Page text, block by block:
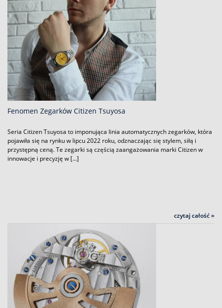
Fenomen Zegarków Citizen Tsuyosa
Seria Citizen Tsuyosa to imponująca linia automatycznych zegarków, która
pojawiła się na rynku w lipcu 2022 roku, odznaczając się stylem, siłą i
przystępną ceną. Te zegarki są częścią zaangażowania marki Citizen w
innowacje i precyzję w […]
czytaj całość »